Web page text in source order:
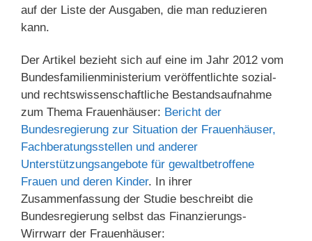
auf der Liste der Ausgaben, die man reduzieren
kann.
Der Artikel bezieht sich auf eine im Jahr 2012 vom
Bundesfamilienministerium veröffentlichte sozial-
und rechtswissenschaftliche Bestandsaufnahme
zum Thema Frauenhäuser: Bericht der
Bundesregierung zur Situation der Frauenhäuser,
Fachberatungsstellen und anderer
Unterstützungsangebote für gewaltbetroffene
Frauen und deren Kinder. In ihrer
Zusammenfassung der Studie beschreibt die
Bundesregierung selbst das Finanzierungs-
Wirrwarr der Frauenhäuser: